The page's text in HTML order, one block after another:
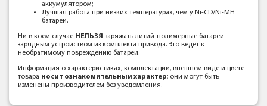
аккумулятором;
Лучшая работа при низких температурах, чем у Ni-CD/Ni-MH
батарей.
Ни в коем случае НЕЛЬЗЯ заряжать литий-полимерные батареи
зарядным устройством из комплекта привода. Это ведёт к
необратимому повреждению батареи.
Информация о характеристиках, комплектации, внешнем виде и цвете
товара носит ознакомительный характер; они могут быть
изменены производителем без уведомления.